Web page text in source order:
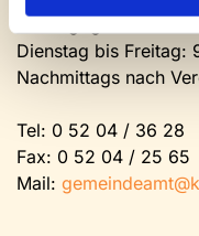
Dienstag bis Freitag:
Nachmittags nach
Tel: 0 52 04 / 36 28
Fax: 0 52 04 / 25 65
Mail: